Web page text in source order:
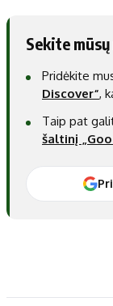
Sekite
Pridėkite
Discover“,
Taip pat
šaltinį